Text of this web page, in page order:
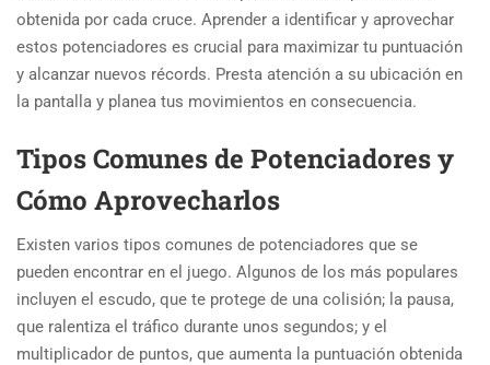
obtenida por cada cruce. Aprender a identificar y aprovechar
estos potenciadores es crucial para maximizar tu puntuación
y alcanzar nuevos récords. Presta atención a su ubicación en
la pantalla y planea tus movimientos en consecuencia.
Tipos Comunes de Potenciadores y
Cómo Aprovecharlos
Existen varios tipos comunes de potenciadores que se
pueden encontrar en el juego. Algunos de los más populares
incluyen el escudo, que te protege de una colisión; la pausa,
que ralentiza el tráfico durante unos segundos; y el
multiplicador de puntos, que aumenta la puntuación obtenida